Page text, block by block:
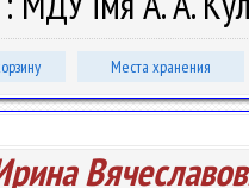
Места хранения